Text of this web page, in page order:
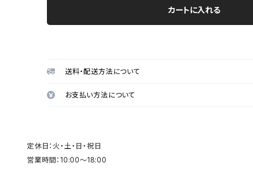
カートに入れる
送料・配送方法について
お支払い方法について
定休日：火・土・日・祝日
営業時間：10:00～18:00